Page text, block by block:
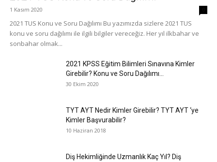
1 Kasım 2020
2021 TUS Konu ve Soru Dağılımı Bu yazımızda sizlere 2021 TUS
konu ve soru dağılımı ile ilgili bilgiler vereceğiz. Her yıl ilkbahar ve
sonbahar olmak...
2021 KPSS Eğitim Bilimleri Sınavına Kimler
Girebilir? Konu ve Soru Dağılımı...
30 Ekim 2020
TYT AYT Nedir Kimler Girebilir? TYT AYT ‘ye
Kimler Başvurabilir?
10 Haziran 2018
Diş Hekimliğinde Uzmanlık Kaç Yıl? Diş